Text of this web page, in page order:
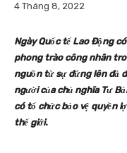
4 Tháng 8, 2022
Ngày Quốc tế Lao Động
phong trào công nhân
nguồn từ sự đứng lên đả
người của chủ nghĩa Tư
có tổ chức bảo vệ quyền
thế giới.